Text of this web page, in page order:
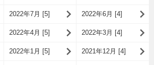
2022年7月 [5] 2022年6月 [4]
2022年4月 [5] 2022年3月 [4]
2022年1月 [5] 2021年12月 [4]